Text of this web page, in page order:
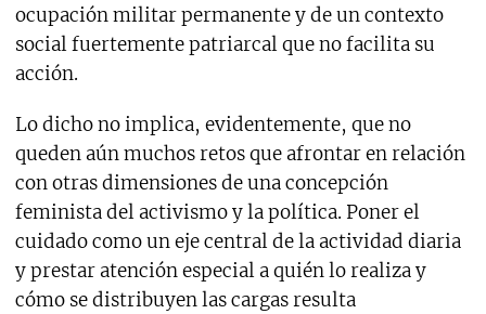
ocupación militar permanente y de un contexto
social fuertemente patriarcal que no facilita su
acción.
Lo dicho no implica, evidentemente, que no
queden aún muchos retos que afrontar en relación
con otras dimensiones de una concepción
feminista del activismo y la política. Poner el
cuidado como un eje central de la actividad diaria
y prestar atención especial a quién lo realiza y
cómo se distribuyen las cargas resulta